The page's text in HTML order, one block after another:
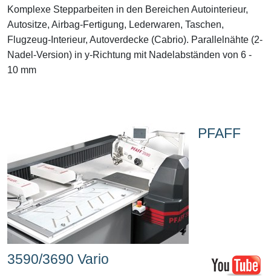
Komplexe Stepparbeiten in den Bereichen Autointerieur,
Autositze, Airbag-Fertigung, Lederwaren, Taschen,
Flugzeug-Interieur, Autoverdecke (Cabrio). Parallelnähte (2-
Nadel-Version) in y-Richtung mit Nadelabständen von 6 -
10 mm
PFAFF
3590/3690 Vario